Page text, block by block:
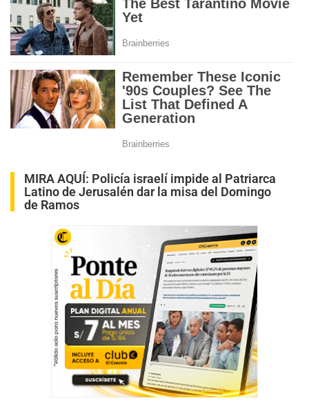
MIRA AQUÍ: Policía israelí impide al Patriarca
Latino de Jerusalén dar la misa del Domingo
de Ramos